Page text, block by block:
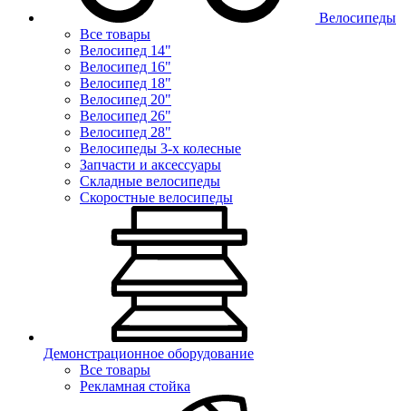
Велосипеды
Все товары
Велосипед 14"
Велосипед 16"
Велосипед 18"
Велосипед 20"
Велосипед 26"
Велосипед 28"
Велосипеды 3-х колесные
Запчасти и аксессуары
Складные велосипеды
Скоростные велосипеды
Демонстрационное оборудование
Все товары
Рекламная стойка